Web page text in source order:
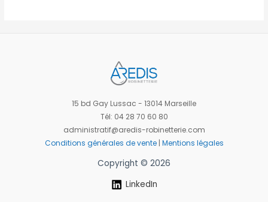
15 bd Gay Lussac - 13014 Marseille
Tél: 04 28 70 60 80
administratif@aredis-robinetterie.com
Conditions générales de vente| Mentions légales
Copyright © 2026
LinkedIn